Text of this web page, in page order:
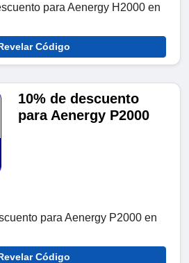
para Aenergy H2000 en
Código
10% de descuento
para Aenergy P2000
para Aenergy P2000 en
Código